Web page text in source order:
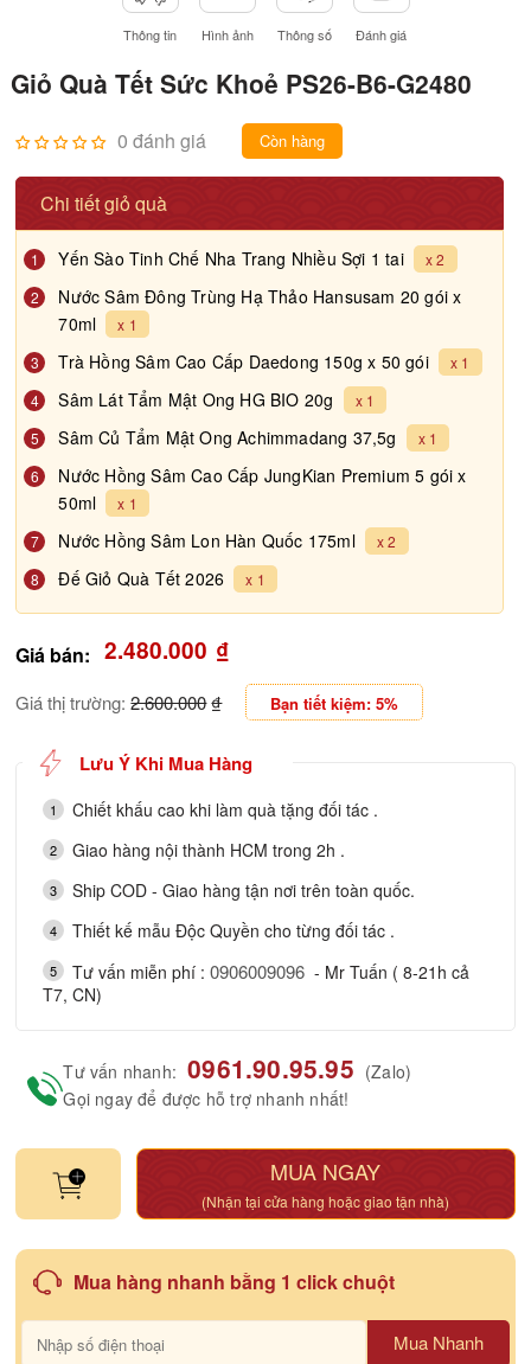
Thông tin Hình ảnh Thông số Đánh giá
Giỏ Quà Tết Sức Khoẻ PS26-B6-G2480
0 đánh giá Còn hàng
Chi tiết giỏ quà
1 Yến Sào Tinh Chế Nha Trang Nhiều Sợi 1 tai
x 2
2
Nước Sâm Đông Trùng Hạ Thảo Hansusam 20 gói x
70ml
x 1
3
Trà Hồng Sâm Cao Cấp Daedong 150g x 50 gói
x 1
4
Sâm Lát Tẩm Mật Ong HG BIO 20g
x 1
5
Sâm Củ Tẩm Mật Ong Achimmadang 37,5g
x 1
6
Nước Hồng Sâm Cao Cấp JungKian Premium 5 gói x
50ml
x 1
7
Nước Hồng Sâm Lon Hàn Quốc 175ml
x 2
8
Đế Giỏ Quà Tết 2026 x 1
Giá bán: 2.480.000 ₫
Giá thị trường: 2.600.000₫ Bạn tiết kiệm: 5%
Lưu Ý Khi Mua Hàng
1 Chiết khấu cao khi làm quà tặng đối tác .
2 Giao hàng nội thành HCM trong 2h .
3 Ship COD - Giao hàng tận nơi trên toàn quốc.
4 Thiết kế mẫu Độc Quyền cho từng đối tác .
5 Tư vấn miễn phí :0906009096 - Mr Tuấn ( 8-21h cả
T7, CN)
Tư vấn nhanh: 0961.90.95.95 (Zalo)
Gọi ngay để được hỗ trợ nhanh nhất!
MUA NGAY
(Nhận tại cửa hàng hoặc giao tận nhà)
Mua hàng nhanh bằng 1 click chuột
Mua Nhanh